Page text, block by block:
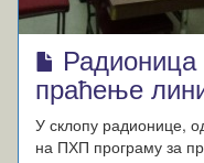
праћење
У склопу радионице,
на ПХП програму за